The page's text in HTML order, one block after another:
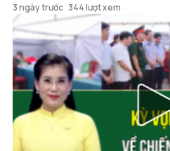
3 ngày trước 344 lượt xem